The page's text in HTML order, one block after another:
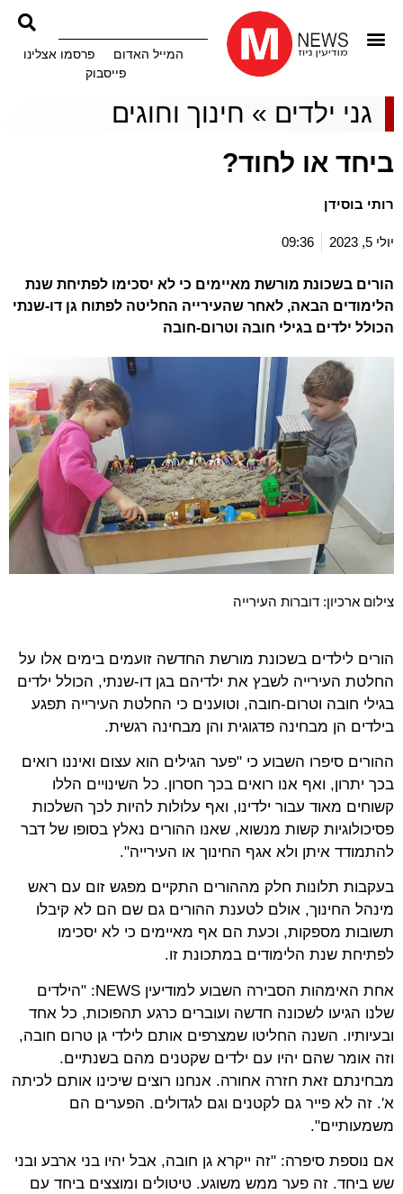
המייל האדום
פרסמו אצלינו
פייסבוק
גני ילדים » חינוך וחוגים
ביחד או לחוד?
רותי בוסידן
יולי 5, 2023 09:36
הורים בשכונת מורשת מאיימים כי לא יסכימו לפתיחת שנת
הלימודים הבאה, לאחר שהעירייה החליטה לפתוח גן דו-שנתי
הכולל ילדים בגילי חובה וטרום-חובה
צילום ארכיון: דוברות העירייה
הורים לילדים בשכונת מורשת החדשה זועמים בימים אלו על
החלטת העירייה לשבץ את ילדיהם בגן דו-שנתי, הכולל ילדים
בגילי חובה וטרום-חובה, וטוענים כי החלטת העירייה תפגע
בילדים הן מבחינה פדגוגית והן מבחינה רגשית.
ההורים סיפרו השבוע כי "פער הגילים הוא עצום ואיננו רואים
בכך יתרון, ואף אנו רואים בכך חסרון. כל השינויים הללו
קשוחים מאוד עבור ילדינו, ואף עלולות להיות לכך השלכות
פסיכולוגיות קשות מנשוא, שאנו ההורים נאלץ בסופו של דבר
להתמודד איתן ולא אגף החינוך או העירייה".
בעקבות תלונות חלק מההורים התקיים מפגש זום עם ראש
מינהל החינוך, אולם לטענת ההורים גם שם הם לא קיבלו
תשובות מספקות, וכעת הם אף מאיימים כי לא יסכימו
לפתיחת שנת הלימודים במתכונת זו.
אחת האימהות הסבירה השבוע למודיעין NEWS: "הילדים
שלנו הגיעו לשכונה חדשה ועוברים כרגע תהפוכות, כל אחד
ובעיותיו. השנה החליטו שמצרפים אותם לילדי גן טרום חובה,
וזה אומר שהם יהיו עם ילדים שקטנים מהם בשנתיים.
מבחינתם זאת חזרה אחורה. אנחנו רוצים שיכינו אותם לכיתה
א'. זה לא פייר גם לקטנים וגם לגדולים. הפערים הם
משמעותיים".
אם נוספת סיפרה: "זה ייקרא גן חובה, אבל יהיו בני ארבע ובני
שש ביחד. זה פער ממש משוגע. טיטולים ומוצצים ביחד עם